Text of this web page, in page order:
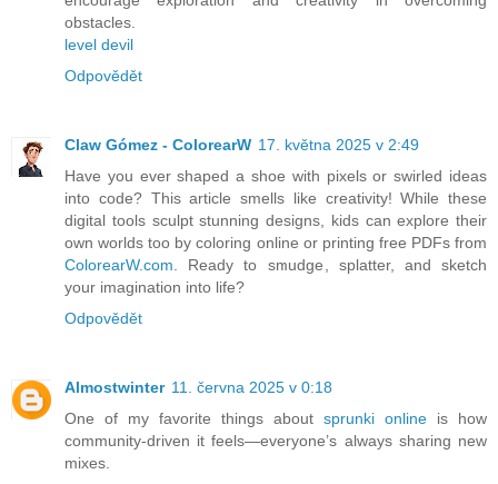
obstacles.
level devil
Odpovědět
Claw Gómez - ColorearW 17. května 2025 v 2:49
Have you ever shaped a shoe with pixels or swirled ideas
into code? This article smells like creativity! While these
digital tools sculpt stunning designs, kids can explore their
own worlds too by coloring online or printing free PDFs from
ColorearW.com . Ready to smudge, splatter, and sketch
your imagination into life?
Odpovědět
Almostwinter 11. června 2025 v 0:18
One of my favorite things about sprunki online is how
community-driven it feels—everyone’s always sharing new
mixes.